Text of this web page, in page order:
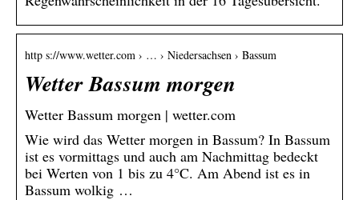
http s://www.wetter.com › … › Niedersachsen › Bassum
Wetter Bassum morgen
Wetter Bassum morgen | wetter.com
Wie wird das Wetter morgen in Bassum? In Bassum
ist es vormittags und auch am Nachmittag bedeckt
bei Werten von 1 bis zu 4°C. Am Abend ist es in
Bassum wolkig …